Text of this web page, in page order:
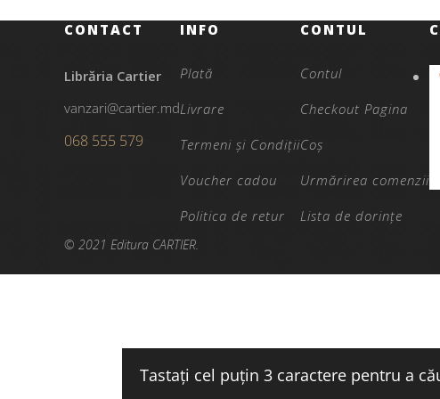
CONTACT
Librăria Cartier
vanzari@cartier.md
068 555 579
INFO
Plată
Livrare
Termeni și Condiții
Voucher cadou
Politica de retur
CONTUL
Contul
Checkout Pagina
Coș
Urmărirea comenzii
Lista de dorințe
© 2021 Editura CARTIER.